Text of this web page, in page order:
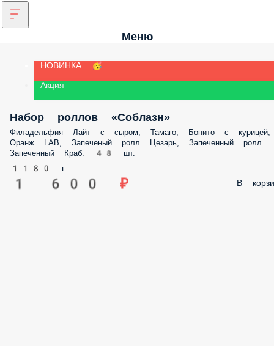
Меню
НОВИНКА 🥳
Акция
Набор роллов «Соблазн»
Филадельфия Лайт с сыром, Тамаго, Бонито с курицей, Оранж LAB,
Запеченый ролл Цезарь, Запеченный ролл Запеченный Краб. 48 шт.
1180 г.
1 600 ₽